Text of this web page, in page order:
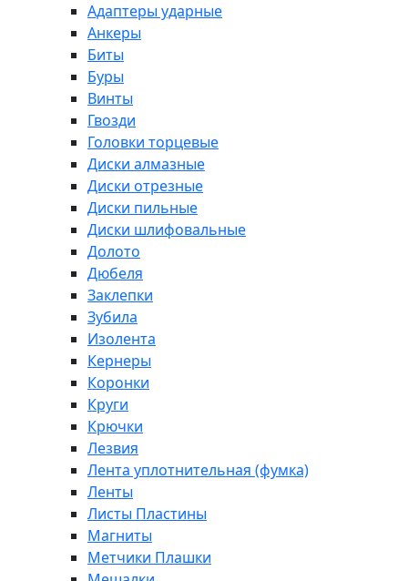
Адаптеры ударные
Анкеры
Биты
Буры
Винты
Гвозди
Головки торцевые
Диски алмазные
Диски отрезные
Диски пильные
Диски шлифовальные
Долото
Дюбеля
Заклепки
Зубила
Изолента
Кернеры
Коронки
Круги
Крючки
Лезвия
Лента уплотнительная (фумка)
Ленты
Листы Пластины
Магниты
Метчики Плашки